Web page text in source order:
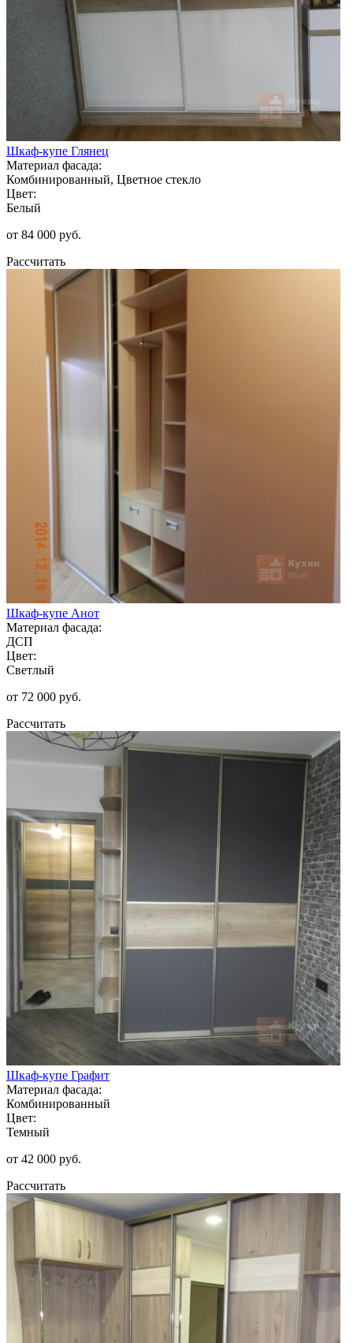
Шкаф-купе Глянец
Материал фасада:
Комбинированный, Цветное стекло
Цвет:
Белый
от 84 000 руб.
Рассчитать
Шкаф-купе Анот
Материал фасада:
ДСП
Цвет:
Светлый
от 72 000 руб.
Рассчитать
Шкаф-купе Графит
Материал фасада:
Комбинированный
Цвет:
Темный
от 42 000 руб.
Рассчитать